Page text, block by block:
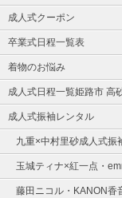
成人式クーポン
卒業式日程一覧表
着物のお悩み
成人式日程一覧姫路市 高
成人式振袖レンタル
九重×中村里砂成人式振
玉城ティナ×紅一点・
藤田ニコル・KANON香